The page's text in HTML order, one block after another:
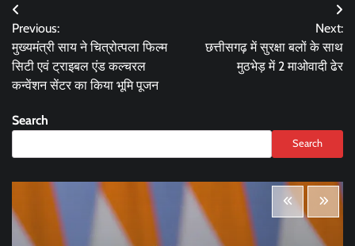
Post
navigation
Previous:
मुख्यमंत्री साय ने चित्रोत्पला फिल्म
सिटी एवं ट्राइबल एंड कल्चरल
कन्वेंशन सेंटर का किया भूमि पूजन
Next:
छत्तीसगढ़ में सुरक्षा बलों के साथ
मुठभेड़ में 2 माओवादी ढेर
Search
Search